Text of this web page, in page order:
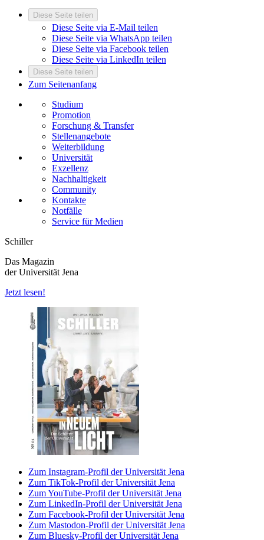
Diese Seite teilen
Diese Seite via E-Mail teilen
Diese Seite via WhatsApp teilen
Diese Seite via Facebook teilen
Diese Seite via LinkedIn teilen
Diese Seite teilen
Zum Seitenanfang
Studium
Promotion
Forschung & Transfer
Stellenangebote
Weiterbildung
Universität
Exzellenz
Nachhaltigkeit
Community
Kontakte
Notfälle
Service für Medien
Schiller
Das Magazin
der Universität Jena
Jetzt lesen!
Zum Instagram-Profil der Universität Jena
Zum TikTok-Profil der Universität Jena
Zum YouTube-Profil der Universität Jena
Zum LinkedIn-Profil der Universität Jena
Zum Facebook-Profil der Universität Jena
Zum Mastodon-Profil der Universität Jena
Zum Bluesky-Profil der Universität Jena